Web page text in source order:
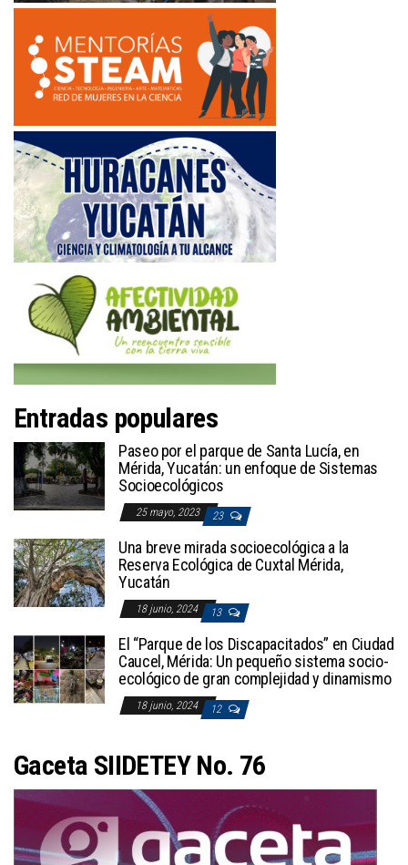
Entradas populares
Paseo por el parque de Santa Lucía, en
Mérida, Yucatán: un enfoque de Sistemas
Socioecológicos
25 mayo, 2023 23
Una breve mirada socioecológica a la
Reserva Ecológica de Cuxtal Mérida,
Yucatán
18 junio, 2024 13
El “Parque de los Discapacitados” en Ciudad
Caucel, Mérida: Un pequeño sistema socio-
ecológico de gran complejidad y dinamismo
18 junio, 2024 12
Gaceta SIIDETEY No. 76